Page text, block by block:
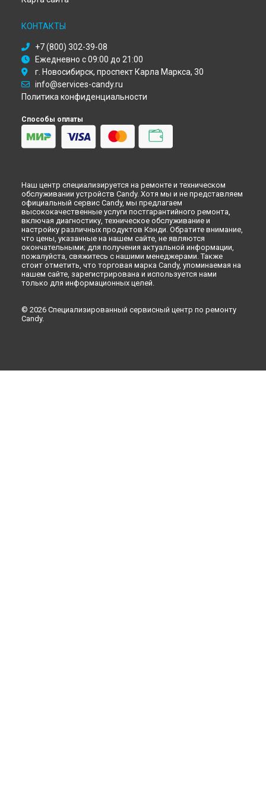
Ремонт духового шкафа FPP 403/1 W Candy в
Ремонт духового шкафа FPP 403/1 W Candy в
Ремонт духового шкафа FPP 403/1 W Candy в
Челнах
Ремонт духового шкафа FPP 403/1 W Candy в
КОНТАКТЫ
+7 (800) 302-39-08
Ежедневно с 09:00 до 21:00
г. Новосибирск, проспект Карла Маркса, 30
info@services-candy.ru
Политика конфиденциальности
Способы оплаты
Наш центр специализируется на ремонте и техническом
обслуживании устройств Candy. Хотя мы и не представляем
официальный сервис Candy, мы предлагаем
высококачественные услуги постгарантийного ремонта,
включая диагностику, техническое обслуживание и
настройку различных продуктов Кэнди. Обратите внимание,
что цены, указанные на нашем сайте, не являются
окончательными; для получения актуальной информации,
пожалуйста, свяжитесь с нашими менеджерами. Также
стоит отметить, что торговая марка Candy, упоминаемая на
нашем сайте, зарегистрирована и используется нами
только для информационных целей.
© 2026 Специализированный сервисный центр по ремонту
Candy.